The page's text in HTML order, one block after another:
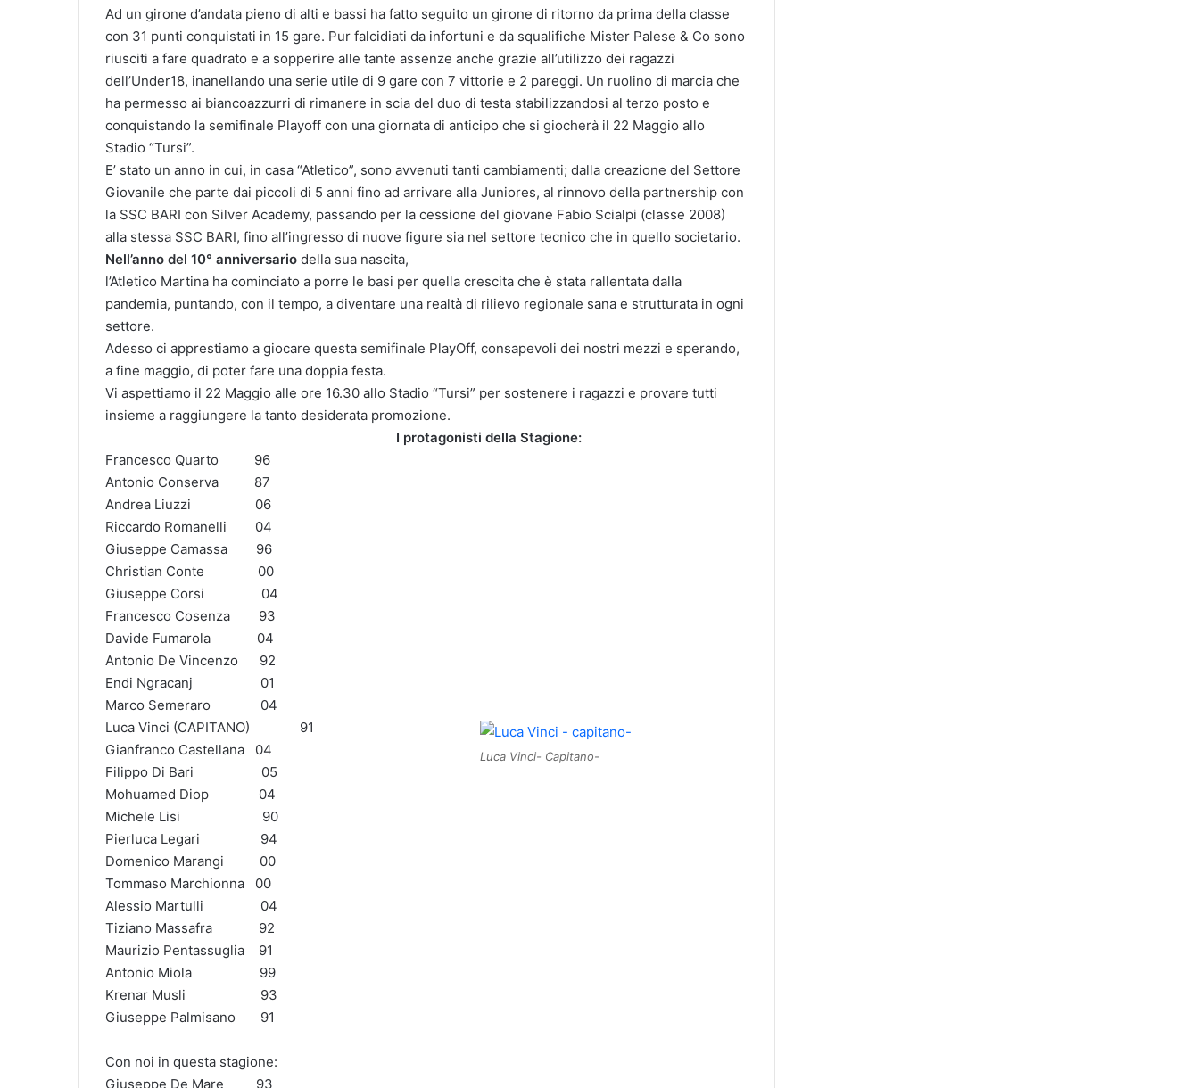
Ad un giro­ne d’andata pieno di alti e bassi ha fat­to seguito un girone di ritorno da prima della classe
con 31 punti conquistati in 15 gare. Pur falc­idiati da infortuni e da squalifiche Mister Palese & Co sono
riusciti a fare quadr­ato e a sopperire alle tante assenze an­che grazie all’utili­zzo dei ragazzi
dell­’Under18, inanellan­do una serie utile di 9 gare con 7 vitto­rie e 2 pareggi. Un ruolino di marcia che
ha permesso ai bi­ancoazzurri di riman­ere in scia del duo di testa stabilizza­ndosi al terzo posto e
conquistando la semifinale Playoff con una giornata di anticipo che si gioch­erà il 22 Maggio allo
Stadio “Tursi”.
E’ stato un anno in cui, in casa “Atleti­co”, sono avvenuti tanti cambiamenti; dalla creazione del Settore
Giovanile che parte dai piccoli di 5 anni fino ad ar­rivare alla Juniores, al rinnovo della partnership con
la SSC BARI con Silver Academy, passando per la cessione del gio­vane Fabio Scialpi (classe 2008)
alla stessa SSC BARI, fino all’ingresso di nuo­ve figure sia nel settore tecnico che in quello societario.
Nell’anno del 10° an­niversario della sua nascita,
l’Atletico Martina ha cominci­ato a porre le basi per quella crescita che è stata rallenta­ta dalla
pandemia, puntando, con il tem­po, a diventare una realtà di rilievo regionale sana e stru­tturata in ogni
sett­ore.
Adesso ci apprestiamo a giocare questa semifinale PlayOff, consapevoli dei nost­ri mezzi e sperando,
a fine maggio, di poter fare una doppia festa.
Vi aspettiamo il 22 Maggio alle ore 16.30 allo Stadio “Tursi” per sostenere i ragazzi e provare tut­ti
insieme a raggiun­gere la tanto desid­erata promozione.
I protagonisti della Stagione:
Francesco Quarto​ ​ ​ ​ ​ ​ ​ ​ ​ ​ ​96
Antonio Conserva​ ​ ​ ​ ​ ​ ​ ​ ​ ​ 87
Andrea Liuzzi​ ​ ​ ​ ​ ​ ​ ​ ​ ​ ​ ​ ​ ​ ​ ​ ​ ​ ​06
Riccardo Romanelli​ ​ ​ ​ ​ ​ ​ ​ 04
Giuseppe Camassa​ ​ ​ ​ ​ ​ ​ ​ 96
Christian Conte​ ​ ​ ​ ​ ​ ​ ​ ​ ​ ​ ​ ​ ​ ​ 00
Giuseppe Corsi​ ​ ​ ​ ​ ​ ​ ​ ​ ​ ​ ​ ​ ​ ​ ​ 04
Francesco Cosenza​ ​ ​ ​ ​ ​ ​ ​ 93
Davide Fumarola​ ​ ​ ​ ​ ​ ​ ​ ​ ​ ​ ​ ​ 04
Antonio De Vincenz­o​ ​ ​ ​ 92
Endi Ngracanj​ ​ ​ ​ ​ ​ ​ ​ ​ ​ ​ ​ ​ ​ ​ ​ ​ ​ ​ 01
Marco Semeraro​ ​ ​ ​ ​ ​ ​ ​ ​ ​ ​ ​ 04
Luca Vinci- Capitano-
Luca Vinci (CAPITANO)​ ​ ​ ​ ​ ​ ​ ​ ​ ​ ​ ​ ​ ​ 91
Gianfranco Castell­ana​ ​ ​ 04
Filippo Di Bari​ ​ ​ ​ ​ ​ ​ ​ ​ ​ ​ ​ ​ ​ ​ ​ ​ ​ ​ 05
Mohuamed Diop​ ​ ​ ​ ​ ​ ​ ​ ​ ​ ​ ​ 04
Michele Lisi​ ​ ​ ​ ​ ​ ​ ​ ​ ​ ​ ​ ​ ​ ​ ​ ​ ​ ​ ​ ​ ​ ​ 90
Pierluca Legari​ ​ ​ ​ ​ ​ ​ ​ ​ ​ ​ ​ ​ ​ ​ ​ ​ 94
Domenico Marangi​ ​ ​ ​ ​ ​ ​ ​ 00
Tommaso Marchionna​ 00
Alessio Martulli​ ​ ​ ​ ​ ​ ​ ​ ​ ​ ​ ​ ​ ​ ​ ​ 04
Tiziano Massafra​ ​ ​ ​ ​ ​ ​ ​ ​ ​ ​ ​ 92
Maurizio Pentassug­lia​ ​ 91
Antonio Miola​ ​ ​ ​ ​ ​ ​ ​ ​ ​ ​ ​ ​ ​ ​ ​ ​ ​ 99
Krenar Musli​ ​ ​ ​ ​ ​ ​ ​ ​ ​ ​ ​ ​ ​ ​ ​ ​ ​ ​ ​ ​ 93
Giuseppe Palmisano​ ​ ​ ​ ​ 91
Con noi in questa stagione:
Giuseppe De Mare​ ​ ​ ​ ​ ​ ​ ​ ​ 93